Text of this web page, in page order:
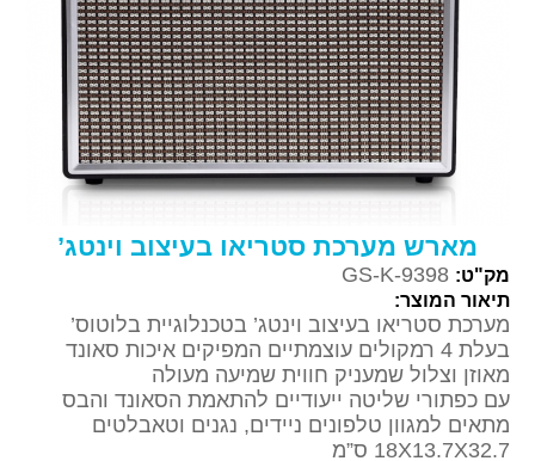
מארש מערכת סטריאו בעיצוב וינטג’
מק"ט: GS-K-9398
תיאור המוצר:
מערכת סטריאו בעיצוב וינטג’ בטכנלוגיית בלוטוס’
בעלת 4 רמקולים עוצמתיים המפיקים איכות סאונד
מאוזן וצלול שמעניק חווית שמיעה מעולה
עם כפתורי שליטה ייעודיים להתאמת הסאונד והבס
מתאים למגוון טלפונים ניידים, נגנים וטאבלטים
18X13.7X32.7 ס”מ